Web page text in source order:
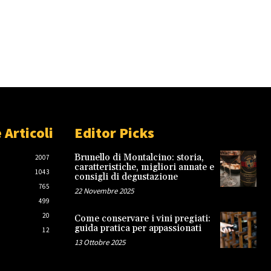
Articoli
2007
1043
765
499
20
12
Editor Picks
Brunello di Montalcino: storia,
caratteristiche, migliori annate e
consigli di degustazione
22 Novembre 2025
Come conservare i vini pregiati:
guida pratica per appassionati
13 Ottobre 2025